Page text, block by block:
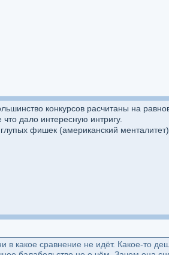
конкурсов расчитаны на
дало интересную интригу.
фишек (американский
какое сравнение не идёт. Какое-то